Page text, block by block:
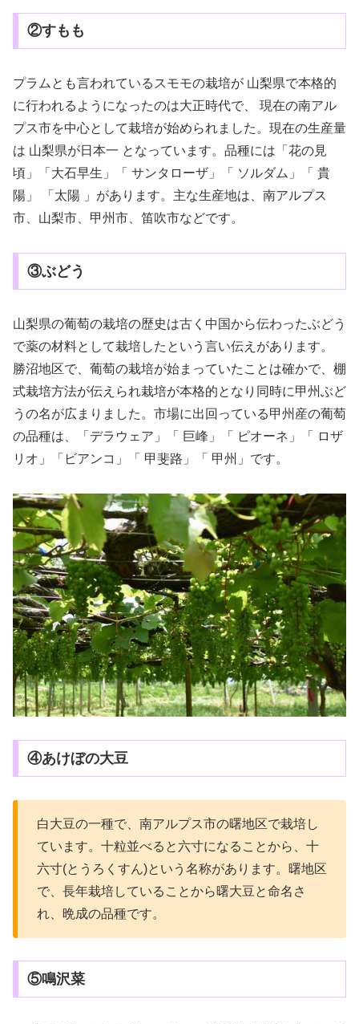
②すもも
プラムとも言われているスモモの栽培が 山梨県で本格的
に行われるようになったのは大正時代で、 現在の南アル
プス市を中心として栽培が始められました。現在の生産量
は 山梨県が日本一 となっています。品種には「花の見
頃」「大石早生」「 サンタローザ」「 ソルダム」「 貴
陽」 「太陽 」があります。主な生産地は、南アルプス
市、山梨市、甲州市、笛吹市などです。
③ぶどう
山梨県の葡萄の栽培の歴史は古く中国から伝わったぶどう
で薬の材料として栽培したという言い伝えがあります。
勝沼地区で、葡萄の栽培が始まっていたことは確かで、棚
式栽培方法が伝えられ栽培が本格的となり同時に甲州ぶど
うの名が広まりました。市場に出回っている甲州産の葡萄
の品種は、「デラウェア」「 巨峰」「 ピオーネ」「 ロザ
リオ」「ビアンコ」「 甲斐路」「 甲州」です。
④あけぼの大豆
白大豆の一種で、南アルプス市の曙地区で栽培し
ています。十粒並べると六寸になることから、十
六寸(とうろくすん)という名称があります。曙地区
で、長年栽培していることから曙大豆と命名さ
れ、晩成の品種です。
⑤鳴沢菜